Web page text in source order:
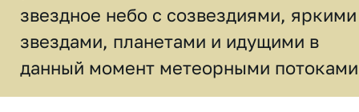
звездное небо c созвездиями, яркими
звездами, планетами и идущими в
данный момент метеорными